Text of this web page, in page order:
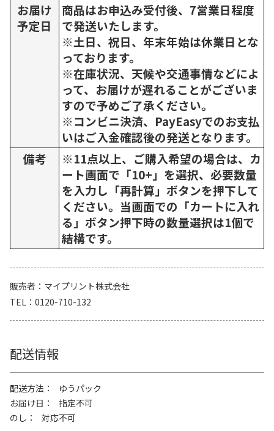
お届け
予定日
商品はお申込み受付後、7営業日程度
で発送いたします。
※土日、祝日、年末年始は休業日とな
っております。
※在庫状況、天候や交通事情などによ
って、お届けが遅れることがございま
すので予めご了承ください。
※コンビニ決済、PayEasyでのお支払
いはご入金確認後の発送となります。
備考
※11点以上、ご購入希望の場合は、カ
ート画面で「10+」を選択、必要数量
を入力し「再計算」ボタンを押下して
ください。当画面での「カートに入れ
る」ボタン押下時の数量選択は1個で
結構です。
販売者
マイプリント株式会社
TEL
0120-710-132
配送情報
配送方法
ゆうパック
お届け日
指定不可
のし
対応不可